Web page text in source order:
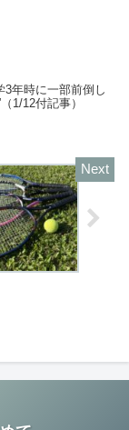
3年時に一部前倒し
1/12付記事）